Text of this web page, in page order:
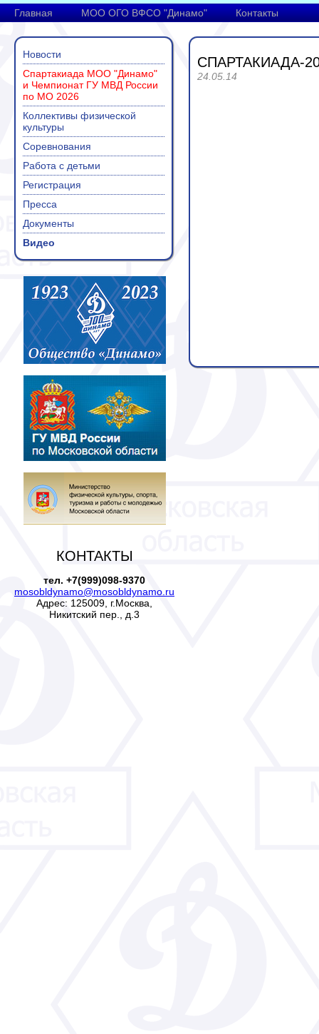
Главная МОО ОГО ВФСО "Динамо" Контакты
Новости
Спартакиада МОО "Динамо"
и Чемпионат ГУ МВД России
по МО 2026
Коллективы физической
культуры
Соревнования
Работа с детьми
Регистрация
Пресса
Документы
Видео
КОНТАКТЫ
тел. +7(999)098-9370
mosobldynamo@mosobldynamo.ru
Адрес: 125009, г.Москва,
Никитский пер., д.3
СПАРТАКИАДА-
24.05.14